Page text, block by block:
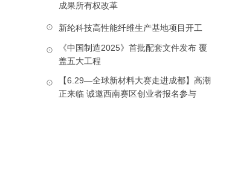
成果所有权改革
新纶科技高性能纤维生产基地项目开工
《中国制造2025》首批配套文件发布 覆
盖五大工程
【6.29—全球新材料大赛走进成都】高潮
正来临 诚邀西南赛区创业者报名参与